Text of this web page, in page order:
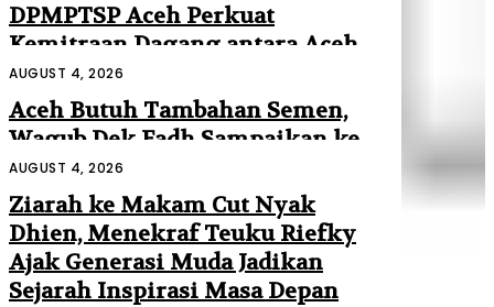
DPMPTSP Aceh Perkuat
Kemitraan Dagang antara Aceh
dan Malaysia
AUGUST 4, 2026
Aceh Butuh Tambahan Semen,
Wagub Dek Fadh Sampaikan ke
Mendagri dan Danantara
AUGUST 4, 2026
Ziarah ke Makam Cut Nyak
Dhien, Menekraf Teuku Riefky
Ajak Generasi Muda Jadikan
Sejarah Inspirasi Masa Depan